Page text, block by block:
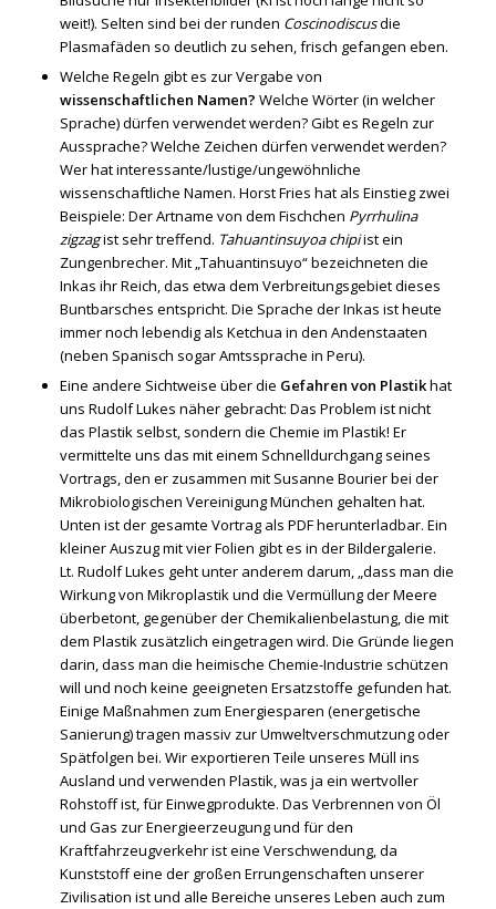
weit!). Selten sind bei der runden Coscinodiscusdie
Plasmafäden so deutlich zu sehen, frisch gefangen eben.
Welche Regeln gibt es zur Vergabe von
wissenschaftlichen Namen? Welche Wörter (in welcher
Sprache) dürfen verwendet werden? Gibt es Regeln zur
Aussprache? Welche Zeichen dürfen verwendet werden?
Wer hat interessante/lustige/ungewöhnliche
wissenschaftliche Namen. Horst Fries hat als Einstieg zwei
Beispiele: Der Artname von dem Fischchen Pyrrhulina
zigzagist sehr treffend. Tahuantinsuyoa chipiist ein
Zungenbrecher. Mit „Tahuantinsuyo“ bezeichneten die
Inkas ihr Reich, das etwa dem Verbreitungsgebiet dieses
Buntbarsches entspricht. Die Sprache der Inkas ist heute
immer noch lebendig als Ketchua in den Andenstaaten
(neben Spanisch sogar Amtssprache in Peru).
Eine andere Sichtweise über die Gefahren von Plastikhat
uns Rudolf Lukes näher gebracht: Das Problem ist nicht
das Plastik selbst, sondern die Chemie im Plastik! Er
vermittelte uns das mit einem Schnelldurchgang seines
Vortrags, den er zusammen mit Susanne Bourier bei der
Mikrobiologischen Vereinigung München gehalten hat.
Unten ist der gesamte Vortrag als PDF herunterladbar. Ein
kleiner Auszug mit vier Folien gibt es in der Bildergalerie.
Lt. Rudolf Lukes geht unter anderem darum, „dass man die
Wirkung von Mikroplastik und die Vermüllung der Meere
überbetont, gegenüber der Chemikalienbelastung, die mit
dem Plastik zusätzlich eingetragen wird. Die Gründe liegen
darin, dass man die heimische Chemie-Industrie schützen
will und noch keine geeigneten Ersatzstoffe gefunden hat.
Einige Maßnahmen zum Energiesparen (energetische
Sanierung) tragen massiv zur Umweltverschmutzung oder
Spätfolgen bei. Wir exportieren Teile unseres Müll ins
Ausland und verwenden Plastik, was ja ein wertvoller
Rohstoff ist, für Einwegprodukte. Das Verbrennen von Öl
und Gas zur Energieerzeugung und für den
Kraftfahrzeugverkehr ist eine Verschwendung, da
Kunststoff eine der großen Errungenschaften unserer
Zivilisation ist und alle Bereiche unseres Leben auch zum